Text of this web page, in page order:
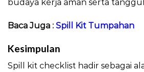
budaya kerja aman serta
Baca Juga : Spill Kit Tumpahan
Kesimpulan
Spill kit checklist hadir sebagai